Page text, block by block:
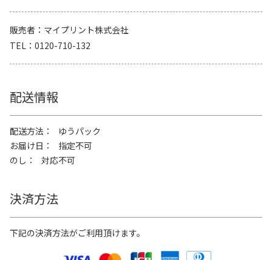
販売者
マイプリント株式会社
TEL
0120-710-132
配送情報
配送方法
ゆうパック
お届け日
指定不可
のし
対応不可
決済方法
下記の決済方法がご利用頂けます。